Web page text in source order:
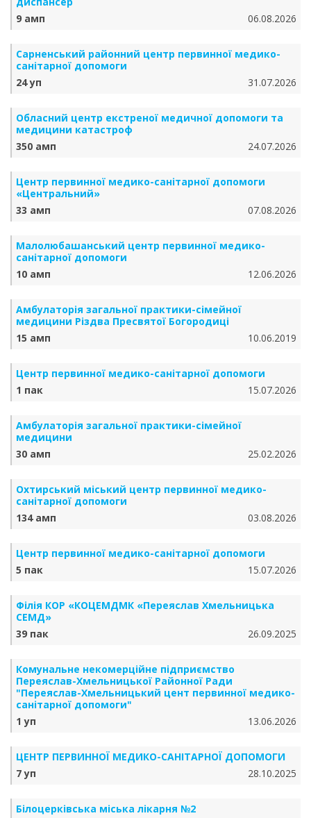
9 амп
06.08.2026
Сарненський районний центр первинної медико-
санітарної допомоги
24 уп
31.07.2026
Обласний центр екстреної медичної допомоги та
медицини катастроф
350 амп
24.07.2026
Центр первинної медико-санітарної допомоги
«Центральний»
33 амп
07.08.2026
Малолюбашанський центр первинної медико-
санітарної допомоги
10 амп
12.06.2026
Амбулаторія загальної практики-сімейної
медицини Різдва Пресвятої Богородиці
15 амп
10.06.2019
Центр первинної медико-санітарної допомоги
1 пак
15.07.2026
Амбулаторія загальної практики-сімейної
медицини
30 амп
25.02.2026
Охтирський міський центр первинної медико-
санітарної допомоги
134 амп
03.08.2026
Центр первинної медико-санітарної допомоги
5 пак
15.07.2026
Філія КОР «КОЦЕМДМК «Переяслав Хмельницька
СЕМД»
39 пак
26.09.2025
Комунальне некомерційне підприємство
Переяслав-Хмельницької Районної Ради
"Переяслав-Хмельницький цент первинної медико-
санітарної допомоги"
1 уп
13.06.2026
ЦЕНТР ПЕРВИННОЇ МЕДИКО-САНІТАРНОЇ ДОПОМОГИ
7 уп
28.10.2025
Білоцерківська міська лікарня №2